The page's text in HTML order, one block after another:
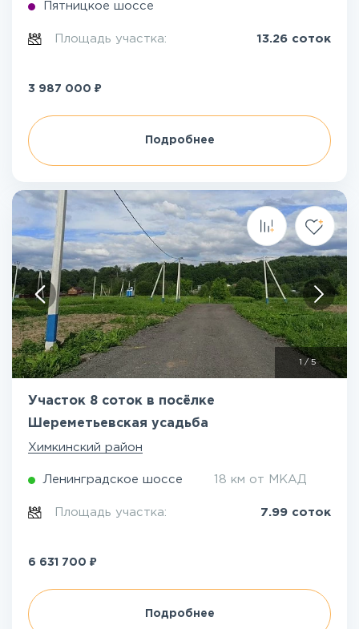
Пятницкое шоссе
Площадь участка: 13.26 соток
3 987 000 ₽
Подробнее
1 / 5
Участок 8 соток в посёлке
Шереметьевская усадьба
Химкинский район
Ленинградское шоссе 18 км от МКАД
Площадь участка: 7.99 соток
6 631 700 ₽
Подробнее